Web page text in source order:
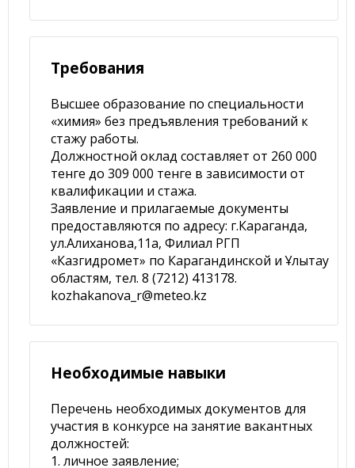
Требования
Высшее образование по специальности
«химия» без предъявления требований к
стажу работы.
Должностной оклад составляет от 260 000
тенге до 309 000 тенге в зависимости от
квалификации и стажа.
Заявление и прилагаемые документы
предоставляются по адресу: г.Караганда,
ул.Алиханова,11а, Филиал РГП
«Казгидромет» по Карагандинской и Ұлытау
областям, тел. 8 (7212) 413178.
kozhakanova_r@meteo.kz
Необходимые навыки
Перечень необходимых документов для
участия в конкурсе на занятие вакантных
должностей:
1. личное заявление;